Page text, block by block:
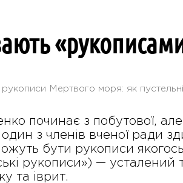
рукописи Мертвого моря: як
починає з побутової,
з членів вченої ради
бути рукописи
рукописи») — усталений
та іврит.